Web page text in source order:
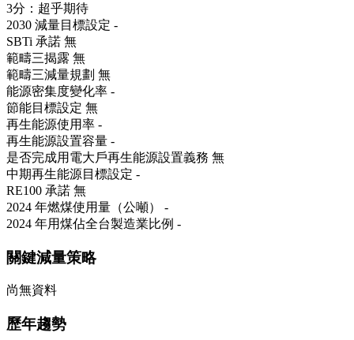
3分：超乎期待
2030 減量目標設定 -
SBTi 承諾 無
範疇三揭露 無
範疇三減量規劃 無
能源密集度變化率 -
節能目標設定 無
再生能源使用率 -
再生能源設置容量 -
是否完成用電大戶再生能源設置義務 無
中期再生能源目標設定 -
RE100 承諾 無
2024 年燃煤使用量（公噸） -
2024 年用煤佔全台製造業比例 -
關鍵減量策略
尚無資料
歷年趨勢